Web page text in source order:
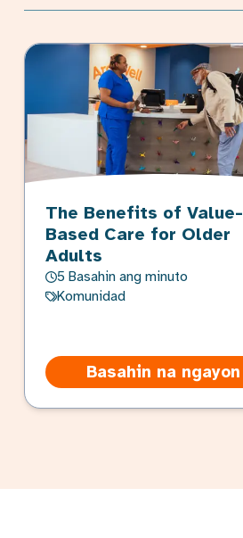
The Benefits of Value-
Based Care for Older
Adults
5 Basahin ang minuto
Komunidad
Basahin na ngayon